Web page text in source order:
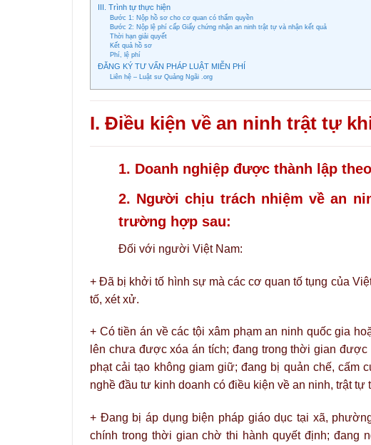
III. Trình tự thực hiện
Bước 1: Nộp hồ sơ cho cơ quan có thẩm quyền
Bước 2: Nộp lệ phí cấp Giấy chứng nhận an ninh trật tự và nhận kết quả
Thời hạn giải quyết
Kết quả hồ sơ
Phí, lệ phí
ĐĂNG KÝ TƯ VẤN PHÁP LUẬT MIỄN PHÍ
Liên hệ – Luật sư Quảng Ngãi .org
I. Điều kiện về an ninh trật tự
1. Doanh nghiệp được thành lập
2. Người chịu trách nhiệm về an
trường hợp sau:
Đối với người Việt Nam:
+ Đã bị khởi tố hình sự mà các cơ quan tố tụng của
tố, xét xử.
+ Có tiền án về các tội xâm phạm an ninh quốc gia
lên chưa được xóa án tích; đang trong thời gian
phạt cải tạo không giam giữ; đang bị quản chế, cấm
nghề đầu tư kinh doanh có điều kiện về an ninh, trật tự
+ Đang bị áp dụng biện pháp giáo dục tại xã,
chính trong thời gian chờ thi hành quyết định; đang